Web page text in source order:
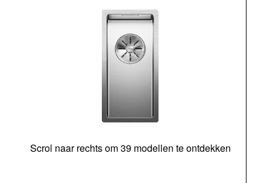
Scrol naar rechts om 39 modellen te ontdekken